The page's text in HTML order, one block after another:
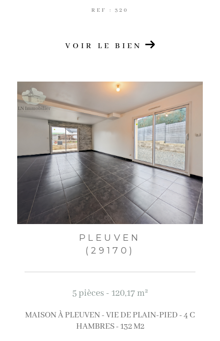
REF : 320
VOIR LE BIEN
PLEUVEN
(29170)
5 pièces - 120,17 m²
MAISON À PLEUVEN - VIE DE PLAIN-PIED - 4 C
HAMBRES - 132 M2